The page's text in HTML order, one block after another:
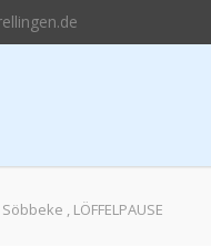
, LÖFFELPAUSE